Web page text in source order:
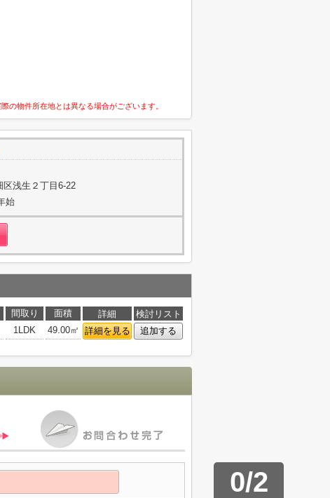
の物件所在地とは異なる場合がございます。
浅生２丁目6-22
始
間取り 面積 詳細
検討リスト
1LDK 49.00㎡ 詳細を見る 追加する
0/2